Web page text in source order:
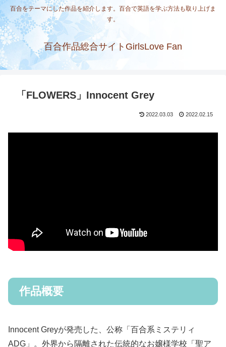
百合をテーマにした作品を紹介します。百合で英語を学ぶ方法も取り上げま
す。
百合作品総合サイトGirlsLove Fan
「FLOWERS」Innocent Grey
2022.03.03 2022.02.15
作品概要
Innocent Greyが発売した、公称「百合系ミステリィ
ADG」。外界から隔離された伝統的なお嬢様学校「聖ア